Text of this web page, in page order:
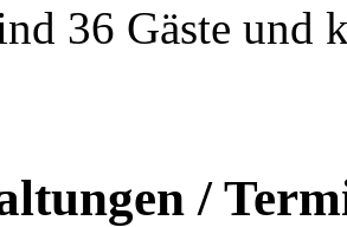
36 Gäste und
/